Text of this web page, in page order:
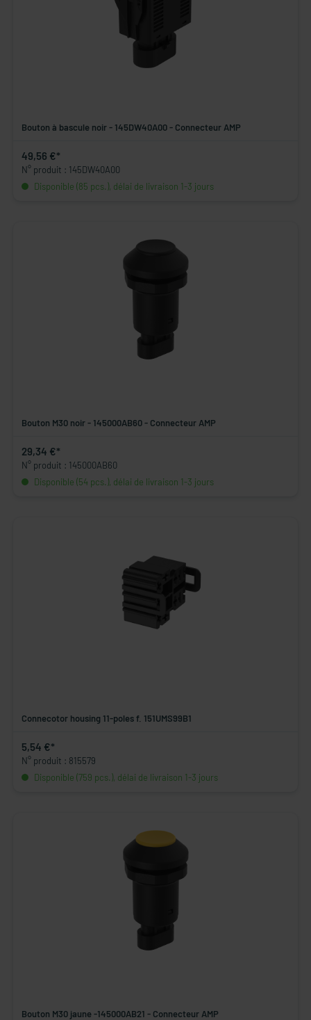
Bouton à bascule noir - 145DW40A00 - Connecteur AMP
49,56 €*
N° produit : 145DW40A00
Disponible (85 pcs.), délai de livraison 1-3 jours
Bouton M30 noir - 145000AB60 - Connecteur AMP
29,34 €*
N° produit : 145000AB60
Disponible (54 pcs.), délai de livraison 1-3 jours
Connecotor housing 11-poles f. 151UMS99B1
5,54 €*
N° produit : 815579
Disponible (759 pcs.), délai de livraison 1-3 jours
Bouton M30 jaune -145000AB21 - Connecteur AMP